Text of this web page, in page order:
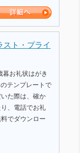
スト・プライ
お礼状はがき
テンプレートで
た際は、確か
、電話でお礼
でダウンロー